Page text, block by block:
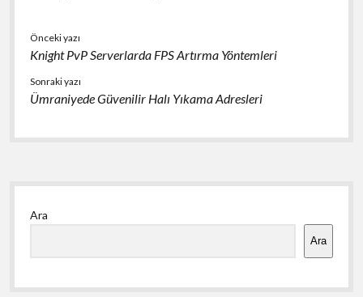
Önceki yazı
Knight PvP Serverlarda FPS Artırma Yöntemleri
Sonraki yazı
Ümraniyede Güvenilir Halı Yıkama Adresleri
Yan
Menü
Ara
Ara